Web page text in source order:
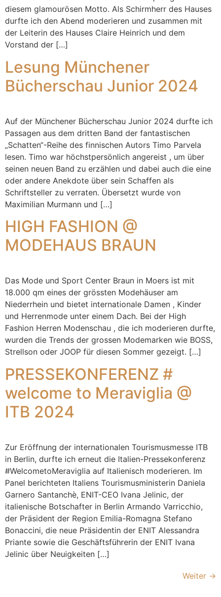
diesem glamourösen Motto. Als Schirmherr des Hauses
durfte ich den Abend moderieren und zusammen mit
der Leiterin des Hauses Claire Heinrich und dem
Vorstand der […]
Lesung Münchener
Bücherschau Junior 2024
Auf der Münchener Bücherschau Junior 2024 durfte ich
Passagen aus dem dritten Band der fantastischen
„Schatten“-Reihe des finnischen Autors Timo Parvela
lesen. Timo war höchstpersönlich angereist , um über
seinen neuen Band zu erzählen und dabei auch die eine
oder andere Anekdote über sein Schaffen als
Schriftsteller zu verraten. Übersetzt wurde von
Maximilian Murmann und […]
HIGH FASHION @
MODEHAUS BRAUN
Das Mode und Sport Center Braun in Moers ist mit
18.000 qm eines der grössten Modehäuser am
Niederrhein und bietet internationale Damen , Kinder
und Herrenmode unter einem Dach. Bei der High
Fashion Herren Modenschau , die ich moderieren durfte,
wurden die Trends der grossen Modemarken wie BOSS,
Strellson oder JOOP für diesen Sommer gezeigt. […]
PRESSEKONFERENZ #
welcome to Meraviglia @
ITB 2024
Zur Eröffnung der internationalen Tourismusmesse ITB
in Berlin, durfte ich erneut die Italien-Pressekonferenz
#WelcometoMeraviglia auf Italienisch moderieren. Im
Panel berichteten Italiens Tourismusministerin Daniela
Garnero Santanchè, ENIT-CEO Ivana Jelinic, der
italienische Botschafter in Berlin Armando Varricchio,
der Präsident der Region Emilia-Romagna Stefano
Bonaccini, die neue Präsidentin der ENIT Alessandra
Priante sowie die Geschäftsführerin der ENIT Ivana
Jelinic über Neuigkeiten […]
Weiter →